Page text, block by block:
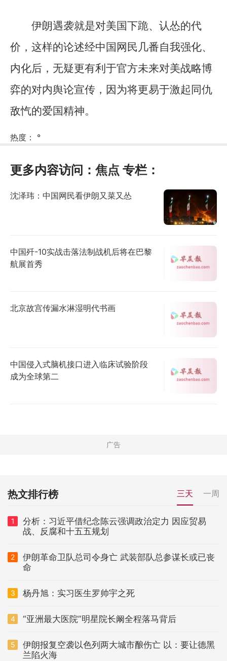
伊朗遇袭就是对美国下跪、认怂的代
价，这样的论述经中国网民几番自我强化、
内化后，无疑更有利于官方未来对美战略博
弈的对内舆论宣传，因为将更易于激起同仇
敌忾的爱国精神。
热度： °
更多内容访问： 焦点 专栏：
沈泽玮：中国网民看伊朗又菜又怂
中国歼-10实战击落法制战机后将在巴黎
航展首秀
北京故宫传漏水淋湿明代书画
中国侵入式脑机接口进入临床试验阶段
成为全球第二
热文排行榜 三天 一周
1
分析：习近平借纪念陈云强调政治定力 因应贸易
战、反腐和十五五规划
2
伊朗革命卫队总司令身亡 武装部队总参谋长或已丧
命
3 杨丹旭：实习医生罗帅宇之死
4 “亚洲最大医院”明星院长阚全程落马背后
5
伊朗报复空袭以色列两大城市酿伤亡 以：要让德黑
兰陷火海